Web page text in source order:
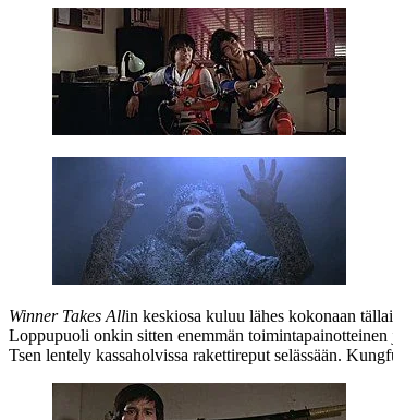
Winner Takes Allin keskiosa kuluu lähes kokonaan
Loppupuoli onkin sitten enemmän
Tsen lentely kassaholvissa rakettireput selässään.